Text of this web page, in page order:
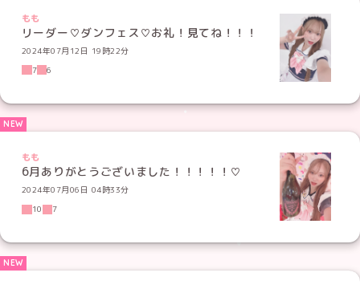
もも
リーダー♡ダンフェス♡お礼！見てね！！！
2024年07月12日 19時22分
7
6
もも
6月ありがとうございました！！！！！♡
2024年07月06日 04時33分
10
7